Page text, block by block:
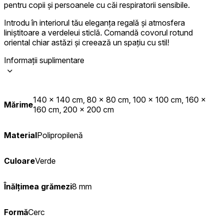
pentru copii și persoanele cu căi respiratorii sensibile.
Introdu în interiorul tău eleganța regală și atmosfera
liniștitoare a verdeleui sticlă. Comandă covorul rotund
oriental chiar astăzi și creează un spațiu cu stil!
Informații suplimentare
Mărime140 x 140 cm, 80 x 80 cm, 100 x 100 cm, 160 x
160 cm, 200 x 200 cm
MaterialPolipropilenă
CuloareVerde
Înălțimea grămezi8 mm
FormăCerc